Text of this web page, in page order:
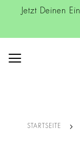
Jetzt Deinen
STARTSEITE